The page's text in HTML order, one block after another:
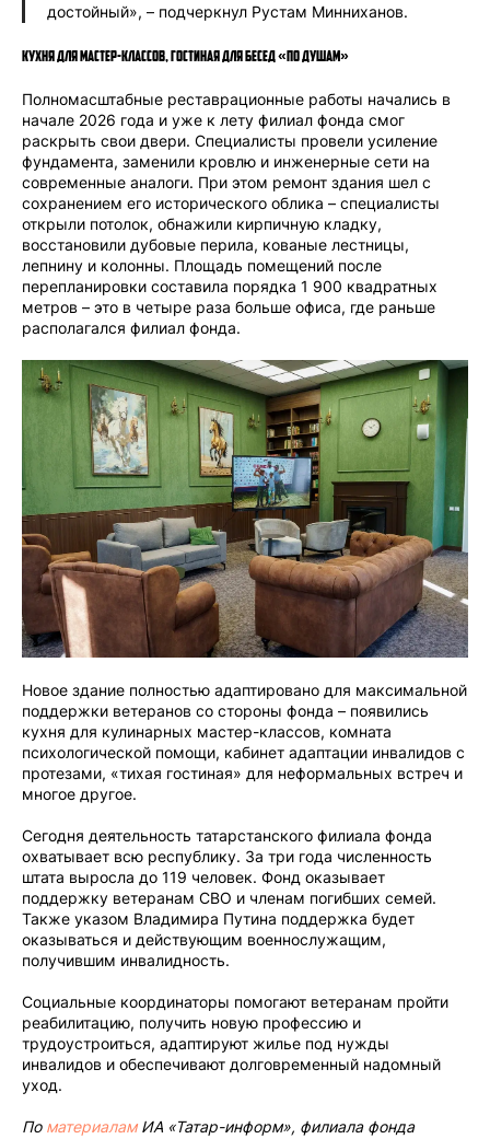
достойный», – подчеркнул Рустам Минниханов.
Кухня для мастер-классов, гостиная для бесед «по душам»
Полномасштабные реставрационные работы начались в
начале 2026 года и уже к лету филиал фонда смог
раскрыть свои двери. Специалисты провели усиление
фундамента, заменили кровлю и инженерные сети на
современные аналоги. При этом ремонт здания шел с
сохранением его исторического облика – специалисты
открыли потолок, обнажили кирпичную кладку,
восстановили дубовые перила, кованые лестницы,
лепнину и колонны. Площадь помещений после
перепланировки составила порядка 1 900 квадратных
метров – это в четыре раза больше офиса, где раньше
располагался филиал фонда.
Новое здание полностью адаптировано для максимальной
поддержки ветеранов со стороны фонда – появились
кухня для кулинарных мастер-классов, комната
психологической помощи, кабинет адаптации инвалидов с
протезами, «тихая гостиная» для неформальных встреч и
многое другое.
Сегодня деятельность татарстанского филиала фонда
охватывает всю республику. За три года численность
штата выросла до 119 человек. Фонд оказывает
поддержку ветеранам СВО и членам погибших семей.
Также указом Владимира Путина поддержка будет
оказываться и действующим военнослужащим,
получившим инвалидность.
Социальные координаторы помогают ветеранам пройти
реабилитацию, получить новую профессию и
трудоустроиться, адаптируют жилье под нужды
инвалидов и обеспечивают долговременный надомный
уход.
По материаламИА «Татар-информ», филиала фонда